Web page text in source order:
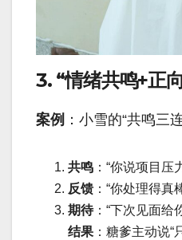
3. “情绪共鸣+正
案例 ：小雪的“共鸣三连
共鸣 ：“你说项目压
反馈 ：“你处理得真
期待：“下次见面给
结果 ：糖爹主动说“